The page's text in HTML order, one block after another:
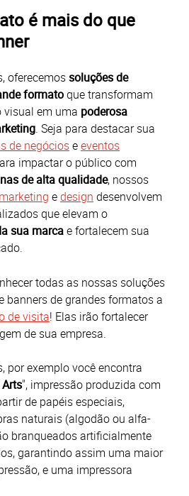
é mais do que
oferecemossoluções de
formatoque transformam
em uma poderosa
. Seja para destacar sua
de negócioseeventos
impactar o público com
de alta qualidade, nossos
marketing edesign desenvolvem
que elevam o
sua marcae fortalecem sua
todas as nossas soluções
banners de grandes formatos a
de visita! Elas irão fortalecer
de sua empresa.
por exemplo você encontra
", impressão produzida com
de papéis especiais,
naturais (algodão ou alfa-
branqueados artificialmente
garantindo assim uma maior
e uma impressora